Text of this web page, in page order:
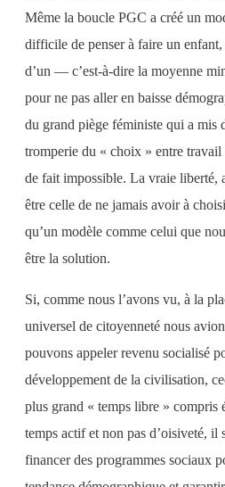
Même la boucle PGC a créé un
difficile de penser à faire un
d’un — c’est-à-dire la moyenne
pour ne pas aller en baisse
du grand piège féministe qui a mis
tromperie du « choix » entre
de fait impossible. La vraie liberté,
être celle de ne jamais avoir à
qu’un modèle comme celui que
être la solution.
Si, comme nous l’avons vu, à la
universel de citoyenneté nous
pouvons appeler revenu socialisé
développement de la civilisation,
plus grand « temps libre » compris
temps actif et non pas d’oisiveté, il
financer des programmes sociaux